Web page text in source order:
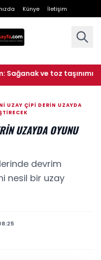
Künye İletişim
ve toz taşınımı uyarısı
UZAY ÇIPI DERIN UZAYDA
UZAYDA OYUNU
devrim
nesil bir uzay